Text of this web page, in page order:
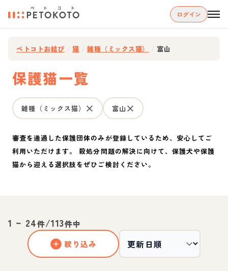
ログイン
ペトコトお結び 猫 雑種（ミックス猫） 富山
保護猫一覧
雑種（ミックス猫） 富山
審査を通過した保護団体のみが登録しているため、安心してご
利用いただけます。 殺処分問題の解決に向けて、保護犬や保護
猫から迎える選択肢をぜひご検討ください。
1 ~ 24件/113件中
絞り込み